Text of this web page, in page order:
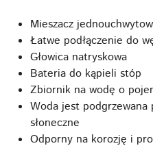
Mieszacz
Łatwe podłączenie do
Głowica natryskowa
Bateria do kąpieli stóp
Zbiornik na wodę o
Woda jest podgrzewana
słoneczne
Odporny na korozję i